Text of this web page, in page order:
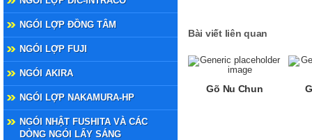
NGÓI LỢP ĐỒNG TÂM
NGÓI LỢP FUJI
NGÓI AKIRA
NGÓI LỢP NAKAMURA-HP
NGÓI NHẬT FUSHITA VÀ CÁC
DÒNG NGÓI LẤY SÁNG
Bài viết liên quan
Gõ Nu Chun